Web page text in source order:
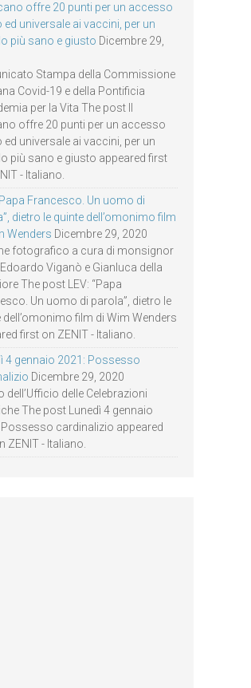
offre 20 punti per un accesso
ed universale ai vaccini, per un
più sano e giusto Dicembre 29,
Stampa della Commissione
Covid-19 e della Pontificia
per la Vita The post Il
offre 20 punti per un accesso
ed universale ai vaccini, per un
più sano e giusto appeared first
- Italiano.
“Papa Francesco. Un uomo di
dietro le quinte dell’omonimo film
Wenders Dicembre 29, 2020
fotografico a cura di monsignor
Viganò e Gianluca della
The post LEV: “Papa
Un uomo di parola”, dietro le
dell’omonimo film di Wim Wenders
first on ZENIT - Italiano.
4 gennaio 2021: Possesso
Dicembre 29, 2020
dell’Ufficio delle Celebrazioni
The post Lunedì 4 gennaio
Possesso cardinalizio appeared
ZENIT - Italiano.